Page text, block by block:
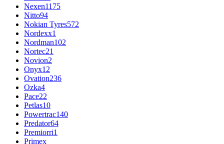
Nexen1175
Nitto94
Nokian Tyres572
Nordexx1
Nordman102
Nortec21
Novion2
Onyx12
Ovation236
Ozka4
Pace22
Petlas10
Powertrac140
Predator64
Premiorri1
Primex